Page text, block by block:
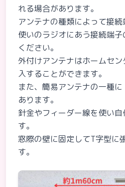
れる場合があります。
アンテナの種類によって接
使いのラジオにあう接続端
ください。
外付けアンテナはホームセ
入することができます。
また、簡易アンテナの一種
あります。
針金やフィーダー線を使い
す。
窓際の壁に固定してT字型に
す。